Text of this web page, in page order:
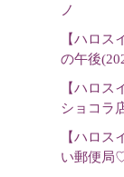
ノ
【ハロス
の午後
【ハロス
ショコラ
【ハロス
い郵便局